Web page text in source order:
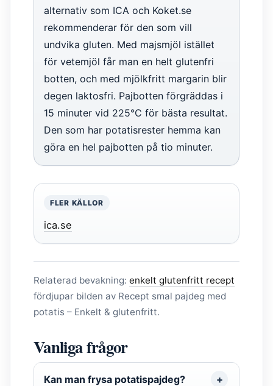
alternativ som ICA och Koket.se
rekommenderar för den som vill
undvika gluten. Med majsmjöl istället
för vetemjöl får man en helt glutenfri
botten, och med mjölkfritt margarin blir
degen laktosfri. Pajbotten förgräddas i
15 minuter vid 225°C för bästa resultat.
Den som har potatisrester hemma kan
göra en hel pajbotten på tio minuter.
FLER KÄLLOR
ica.se
Relaterad bevakning: enkelt glutenfritt recept
fördjupar bilden av Recept smal pajdeg med
potatis – Enkelt & glutenfritt.
Vanliga frågor
Kan man frysa potatispajdeg?